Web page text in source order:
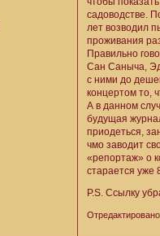
садоводстве.
лет возводил
проживания
Правильно
Сан Саныча,
с ними до
концертом то,
А в данном
будущая
приодеться,
чмо заводит
«репортаж» о
старается уже
P.S. Ссылку